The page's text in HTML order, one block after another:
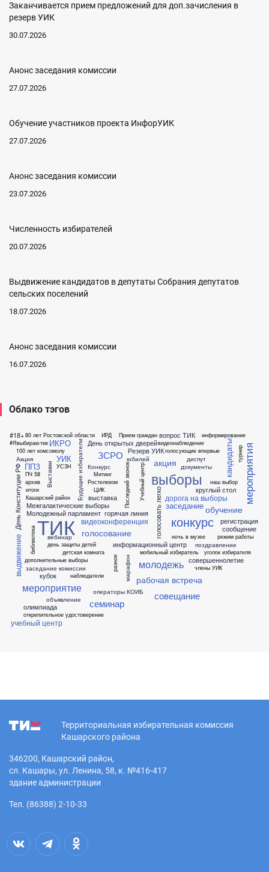
Заканчивается прием предложений для доп.зачисления в
резерв УИК
30.07.2026
Анонс заседания комиссии
27.07.2026
Обучение участников проекта ИнфорУИК
27.07.2026
Анонс заседания комиссии
23.07.2026
Численность избирателей
20.07.2026
Выдвижение кандидатов в депутаты Собрания депутатов
сельских поселений
18.07.2026
Анонс заседания комиссии
16.07.2026
Облако тэгов
#18+
#Явыбираю
100 лет комсомолу
80 лет Ростовской области
Акция Будущие избиратели
Выставки
День Конституции РФ
День открытых дверей
ЗСРО
ИКРО
ИРД
Кашарский район
Конкурс
Межгалактические выборы
Митинг
Молодежный парламент
ППЗ
ПЧ 58 Последний звонок
Прием граждан
Резерв УИК
Ростелеком
ТИК
УИК
УСЗН Учебный центр
ЦИК
акция
архив
библиотека вебинар
видеоконференция
видеонаблюдение
вопрос ТИК
выборы
выдвижение
выставка
голосование голосовать легко
голосующие впервые
горячая линия
день защиты детей
детская комната
диспут
документы
дополнительные выборы
дорога на выборы
заседание
заседание комиссии
информационный центр
информирование
итоги
кандидаты
конкурс
круглый стол
кубок марафон
мероприятие
мероприятия
мобильный избиратель
молодежь
наблюдатели
наш выбор
ночь в музее
обучение
объявление
олимпиада
операторы КОИБ
открепительное удостоверение
поздравление
рабочая встреча
разное
регистрация
режим работы
семинар
совершеннолетие
совещание
сообщение
тик
турнир
уголок избирателя
учебный центр
члены УИК
юбилей
Территориальная избирательная комиссия
Кашарского района
346200, Кашарский район,
сл. Кашары, ул. Ленина, 58, к. №416-417
здание администрации
Тел. (86388) 2-10-33